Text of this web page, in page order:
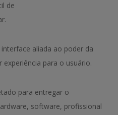
de
aliada ao poder da
para o usuário.
para entregar o
software, profissional